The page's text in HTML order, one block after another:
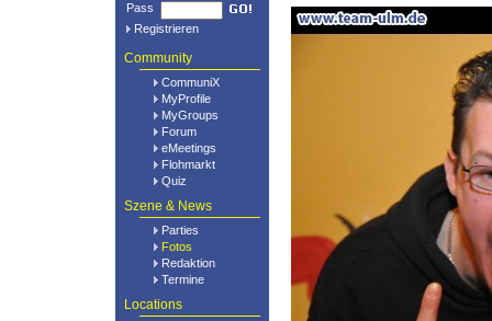
Pass
Registrieren
Community
CommuniX
MyProfile
MyGroups
Forum
eMeetings
Flohmarkt
Quiz
Szene & News
Parties
Fotos
Redaktion
Termine
Locations